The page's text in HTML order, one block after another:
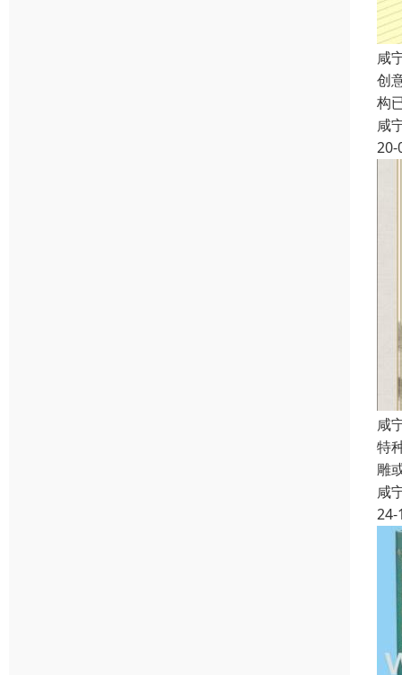
咸
创
构
咸
20-
咸
特
雕
咸
24-